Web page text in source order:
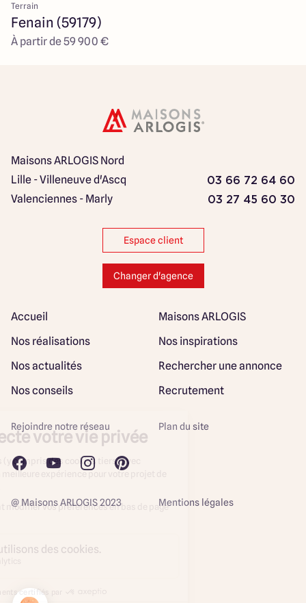
Terrain
Fenain (59179)
À partir de 59 900 €
Maisons ARLOGIS Nord
Lille - Villeneuve d'Ascq
03 66 72 64 60
Valenciennes - Marly 03 27 45 60 30
Espace client
Changer d'agence
Accueil
Maisons ARLOGIS
Nos réalisations
Nos inspirations
Nos actualités
Rechercher une annonce
Nos conseils
Recrutement
Mentions légales
Rejoindre notre réseau Plan du site
@ Maisons ARLOGIS 2023